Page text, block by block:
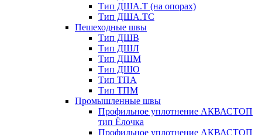
Тип ДША.Т (на опорах)
Тип ДША.ТС
Пешеходные швы
Тип ДШВ
Тип ДШЛ
Тип ДШМ
Тип ДШО
Тип ТПА
Тип ТПМ
Промышленные швы
Профильное уплотнение АКВАСТОП
тип Ёлочка
Профильное уплотнение АКВАСТОП